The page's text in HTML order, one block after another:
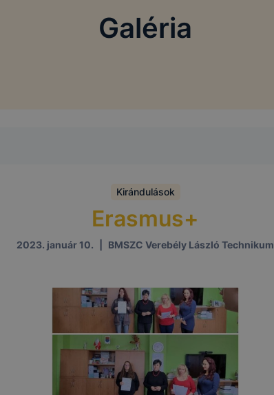
Galéria
Kirándulások
Erasmus+
2023. január 10. BMSZC Verebély László Technikum